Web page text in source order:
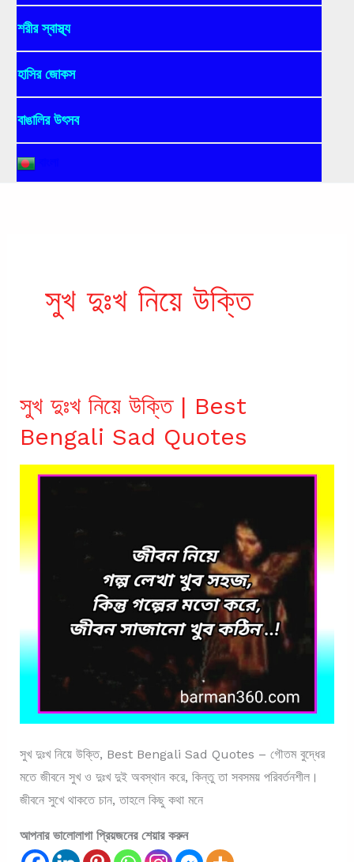
শরীর স্বাস্থ্য
হাসির জোকস
বাঙালির উৎসব
সুখ দুঃখ নিয়ে উক্তি
সুখ দুঃখ নিয়ে উক্তি | Best
Bengali Sad Quotes
সুখ দুঃখ নিয়ে উক্তি, Best Bengali Sad Quotes – গৌতম বুদ্ধের
মতে জীবনে সুখ ও দুঃখ দুই অবস্থান করে, কিন্তু তা সবসময় পরিবর্তনশীল।
জীবনে সুখে থাকতে চান, তাহলে কিছু কথা মনে
আপনার ভালোলাগা প্রিয়জনের শেয়ার করুন